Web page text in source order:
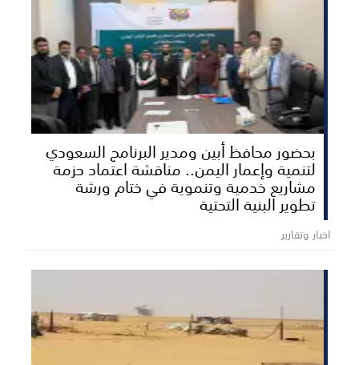
بحضور محافظ أبين ومدير البرنامج السعودي
لتنمية وإعمار اليمن.. مناقشة اعتماد حزمة
مشاريع خدمية وتنموية في ختام ورشة
تطوير البنية التحتية
اخبار وتقارير